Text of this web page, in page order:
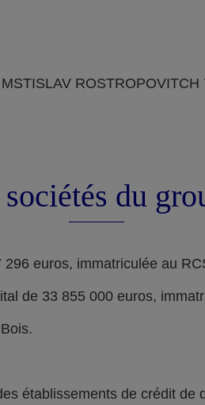
du
euros, immatriculée au
de 33 855 000 euros,
établissements de crédit